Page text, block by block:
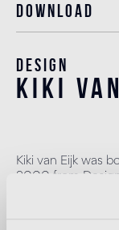
Download
Design
kiki
Kiki van Eijk was
2000 from